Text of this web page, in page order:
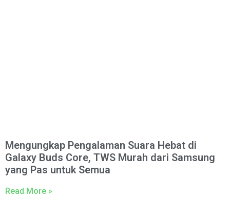
Mengungkap Pengalaman Suara Hebat di
Galaxy Buds Core, TWS Murah dari Samsung
yang Pas untuk Semua
Read More »